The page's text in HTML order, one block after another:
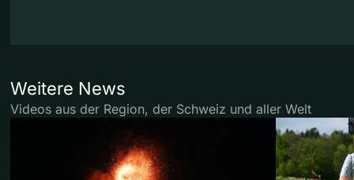
Weitere News
Videos aus der Region, der Schweiz und aller Welt